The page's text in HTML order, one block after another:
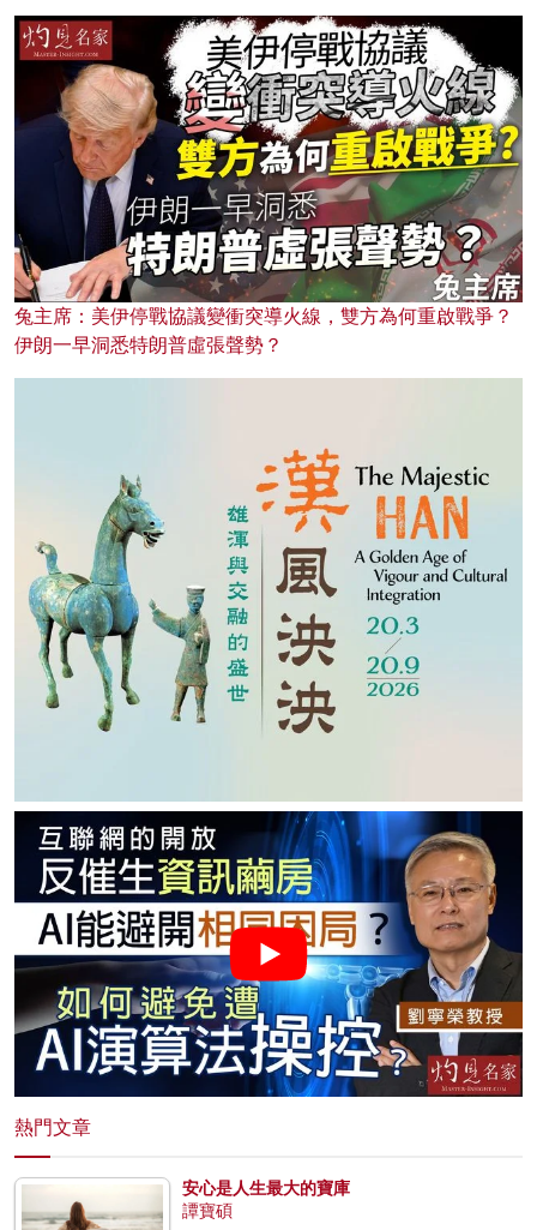
兔主席：美伊停戰協議變衝突導火線，雙方為何重啟戰爭？
伊朗一早洞悉特朗普虛張聲勢？
熱門文章
安心是人生最大的寶庫
譚寶碩